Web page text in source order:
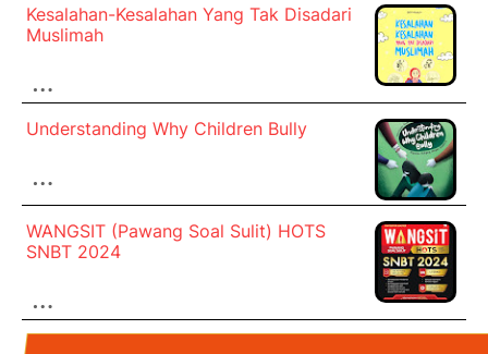
Kesalahan-Kesalahan Yang Tak Disadari
Muslimah
…
Understanding Why Children Bully
…
WANGSIT (Pawang Soal Sulit) HOTS
SNBT 2024
…